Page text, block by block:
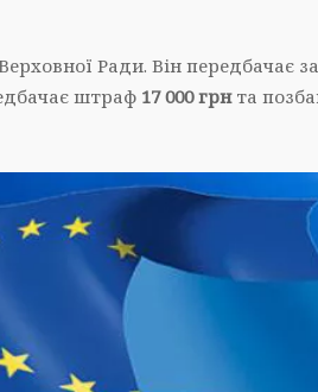
Ради. Він
штраф 17 000 грнта